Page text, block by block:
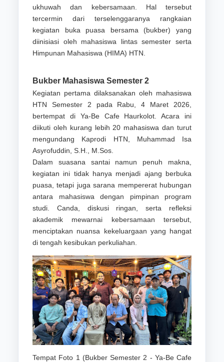
ukhuwah dan kebersamaan. Hal tersebut
tercermin dari terselenggaranya rangkaian
kegiatan buka puasa bersama (bukber) yang
diinisiasi oleh mahasiswa lintas semester serta
Himpunan Mahasiswa (HIMA) HTN.
Bukber Mahasiswa Semester 2
Kegiatan pertama dilaksanakan oleh mahasiswa
HTN Semester 2 pada Rabu, 4 Maret 2026,
bertempat di Ya-Be Cafe Haurkolot. Acara ini
diikuti oleh kurang lebih 20 mahasiswa dan turut
mengundang Kaprodi HTN, Muhammad Isa
Asyrofuddin, S.H., M.Sos.
Dalam suasana santai namun penuh makna,
kegiatan ini tidak hanya menjadi ajang berbuka
puasa, tetapi juga sarana mempererat hubungan
antara mahasiswa dengan pimpinan program
studi. Canda, diskusi ringan, serta refleksi
akademik mewarnai kebersamaan tersebut,
menciptakan nuansa kekeluargaan yang hangat
di tengah kesibukan perkuliahan.
Tempat Foto 1 (Bukber Semester 2 - Ya-Be Cafe